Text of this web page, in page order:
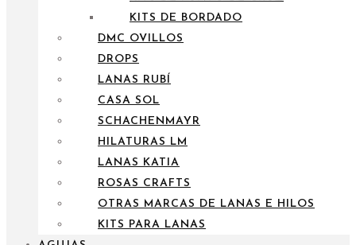
KITS DE BORDADO
DMC OVILLOS
DROPS
LANAS RUBÍ
CASA SOL
SCHACHENMAYR
HILATURAS LM
LANAS KATIA
ROSAS CRAFTS
OTRAS MARCAS DE LANAS E HILOS
KITS PARA LANAS